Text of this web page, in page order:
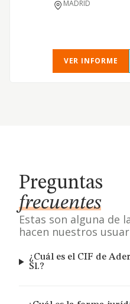
MADRID
VER INFORME
Preguntas
frecuentes
Estas son alguna de
hacen nuestros
¿Cuál es el CIF de
Sl.?